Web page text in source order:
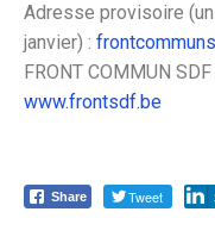
Adresse provisoire
janvier) :
FRONT COMMUN
www.frontsdf.be
Share Tweet